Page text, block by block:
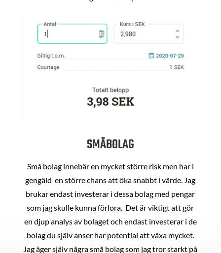
SMÅBOLAG
Små bolag innebär en mycket större risk men har i
gengäld en större chans att öka snabbt i värde. Jag
brukar endast investerar i dessa bolag med pengar
som jag skulle kunna förlora. Det är viktigt att gör
en djup analys av bolaget och endast investerar i de
bolag du själv anser har potential att växa mycket.
Jag äger själv några små bolag som jag tror starkt på